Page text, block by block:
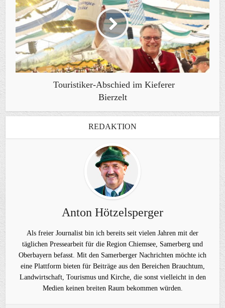
Touristiker-Abschied im Kieferer
Bierzelt
REDAKTION
Anton Hötzelsperger
Als freier Journalist bin ich bereits seit vielen Jahren mit der
täglichen Pressearbeit für die Region Chiemsee, Samerberg und
Oberbayern befasst. Mit den Samerberger Nachrichten möchte ich
eine Plattform bieten für Beiträge aus den Bereichen Brauchtum,
Landwirtschaft, Tourismus und Kirche, die sonst vielleicht in den
Medien keinen breiten Raum bekommen würden.